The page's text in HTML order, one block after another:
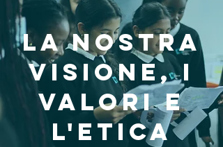
La nostra
visione, i
valori e
l'etica